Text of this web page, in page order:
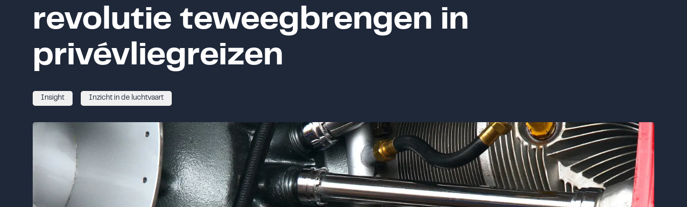
revolutie teweegbrengen in
privévliegreizen
Insight Inzicht in de luchtvaart